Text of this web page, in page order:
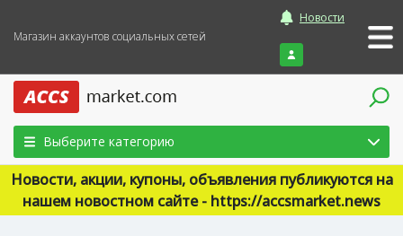
Магазин аккаунтов социальных сетей
Новости
Войти
Выберите категорию
Новости, акции, купоны, объявления публикуются на
нашем новостном сайте - https://accsmarket.news